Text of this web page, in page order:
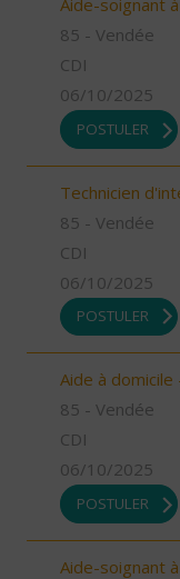
Aide-soignant
85 - Vendée
CDI
06/10/2025
POSTULER
Technicien
85 - Vendée
CDI
06/10/2025
POSTULER
Aide à
85 - Vendée
CDI
06/10/2025
POSTULER
Aide-soignant